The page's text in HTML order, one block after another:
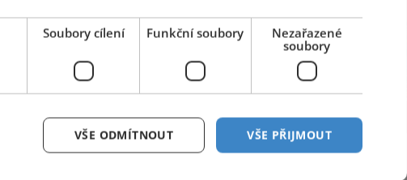
Soubory cílení Funkční soubory
Nezařazené
soubory
VŠE PŘIJMOUT
VŠE ODMÍTNOUT